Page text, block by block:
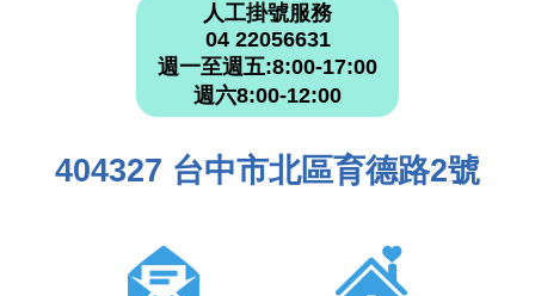
人工掛號服務
04 22056631
週一至週五:8:00-17:00
週六8:00-12:00
404327 台中市北區育德路2號